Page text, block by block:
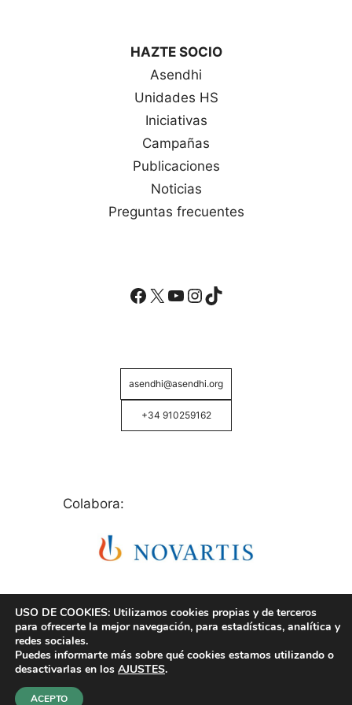
HAZTE SOCIO
Asendhi
Unidades HS
Iniciativas
Campañas
Publicaciones
Noticias
Preguntas frecuentes
Facebook
X YouTube
Instagram
TikTok
asendhi@asendhi.org
+34 910259162
Colabora:
© Copyright 2026 ASENDHI - Asociación de Enfermos
USO DE COOKIES: Utilizamos cookies propias y de terceros
para ofrecerte la mejor navegación, para estadísticas, analítica y
redes sociales.
Puedes informarte más sobre qué cookies estamos utilizando o
desactivarlas en los AJUSTES.
ACEPTO